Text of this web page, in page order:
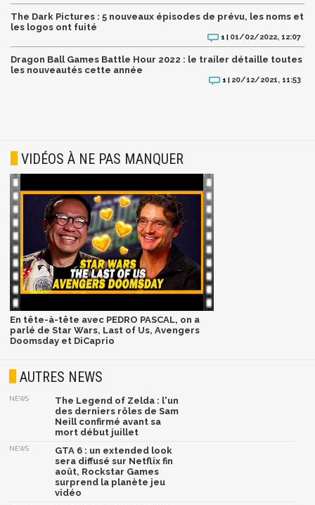
The Dark Pictures : 5 nouveaux épisodes de prévu, les noms et
les logos ont fuité
1 | 01/02/2022, 12:07
Dragon Ball Games Battle Hour 2022 : le trailer détaille toutes
les nouveautés cette année
1 | 20/12/2021, 11:53
VIDÉOS À NE PAS MANQUER
En tête-à-tête avec PEDRO PASCAL, on a
parlé de Star Wars, Last of Us, Avengers
Doomsday et DiCaprio
AUTRES NEWS
NEWS
The Legend of Zelda : l'un
des derniers rôles de Sam
Neill confirmé avant sa
mort début juillet
NEWS
GTA 6 : un extended look
sera diffusé sur Netflix fin
août, Rockstar Games
surprend la planète jeu
vidéo